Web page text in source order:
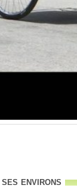
environs